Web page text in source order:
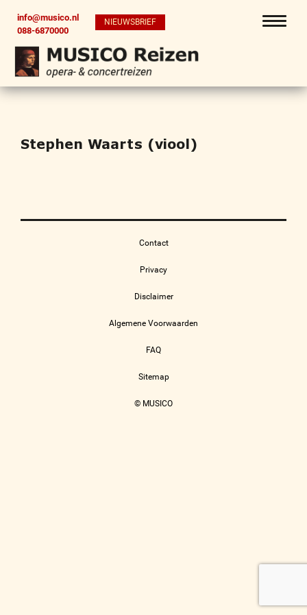
info@musico.nl
088-6870000
NIEUWSBRIEF
Stephen Waarts (viool)
Contact
Privacy
Disclaimer
Algemene Voorwaarden
FAQ
Sitemap
© MUSICO